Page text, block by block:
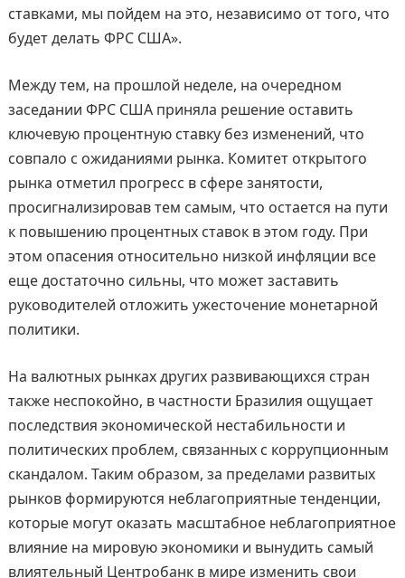
ставками, мы пойдем на это, независимо от того, что
будет делать ФРС США».
Между тем, на прошлой неделе, на очередном
заседании ФРС США приняла решение оставить
ключевую процентную ставку без изменений, что
совпало с ожиданиями рынка. Комитет открытого
рынка отметил прогресс в сфере занятости,
просигнализировав тем самым, что остается на пути
к повышению процентных ставок в этом году. При
этом опасения относительно низкой инфляции все
еще достаточно сильны, что может заставить
руководителей отложить ужесточение монетарной
политики.
На валютных рынках других развивающихся стран
также неспокойно, в частности Бразилия ощущает
последствия экономической нестабильности и
политических проблем, связанных с коррупционным
скандалом. Таким образом, за пределами развитых
рынков формируются неблагоприятные тенденции,
которые могут оказать масштабное неблагоприятное
влияние на мировую экономики и вынудить самый
влиятельный Центробанк в мире изменить свои